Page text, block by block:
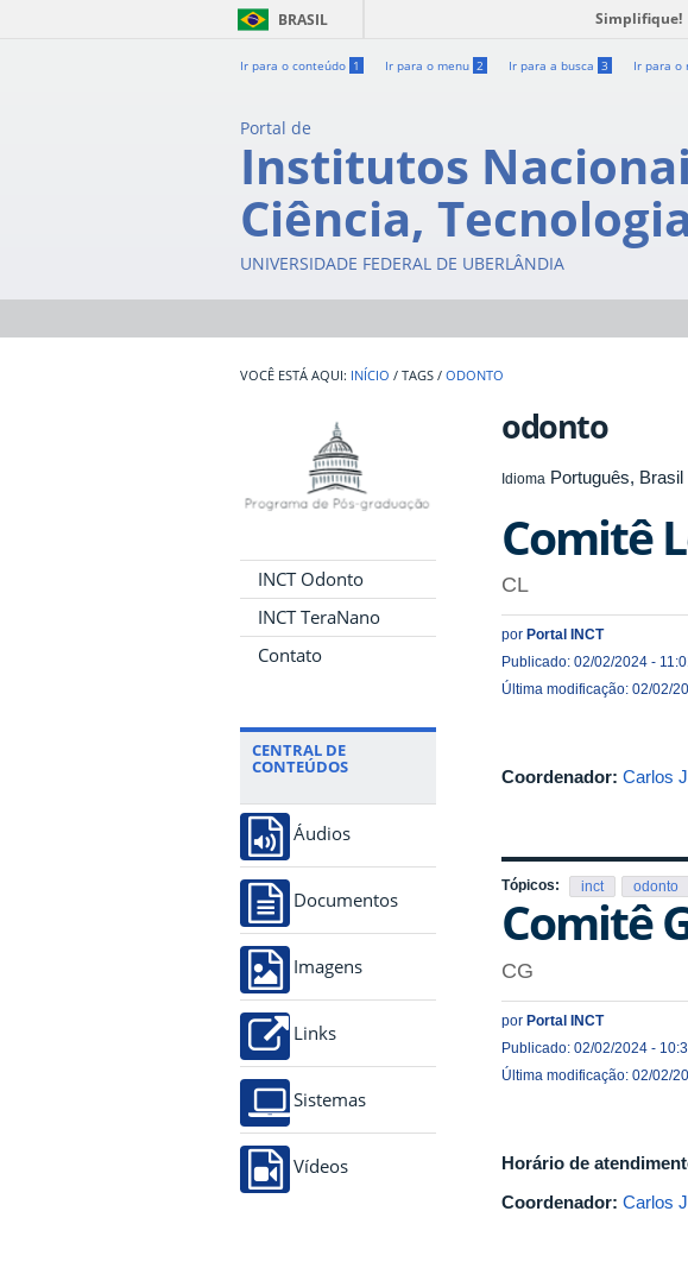
BRASIL Simplifique!
Ir para o conteúdo 1 Ir para o menu 2 Ir para a busca 3 Ir para o
Portal de
Institutos
Ciência,
UNIVERSIDADE FEDERAL DE UBERLÂNDIA
INÍCIO / TAGS / ODONTO
INCT Odonto
INCT TeraNano
Contato
CENTRAL DE
CONTEÚDOS
Áudios
Documentos
Imagens
Links
Sistemas
Vídeos
odonto
Idioma Português, Brasil
Comitê
CL
por Portal INCT
Publicado: 02/02/2024 -
Última modificação: 02/02/
Coordenador: Carlos
Tópicos: inct odonto
Comitê
CG
por Portal INCT
Publicado: 02/02/2024 -
Última modificação: 02/02/
Horário de
Coordenador: Carlos